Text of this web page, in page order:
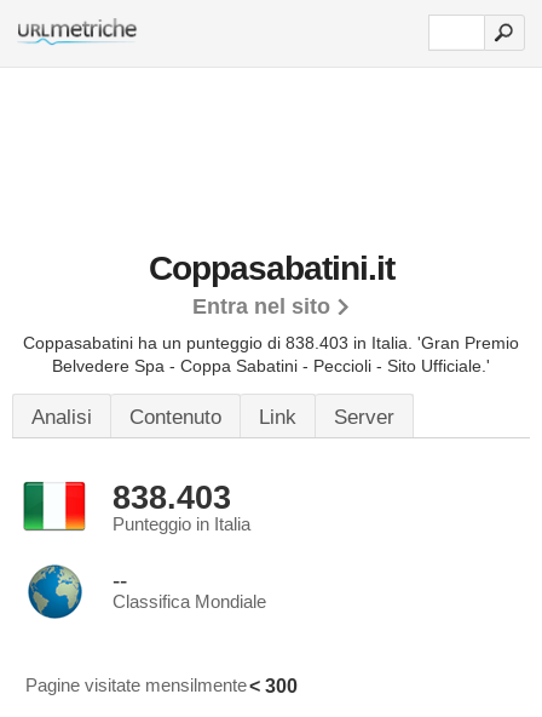
Coppasabatini.it
Entra nel sito
Coppasabatini ha un punteggio di 838.403 in Italia. 'Gran Premio
Belvedere Spa - Coppa Sabatini - Peccioli - Sito Ufficiale.'
Analisi Contenuto Link Server
838.403
Punteggio in Italia
--
Classifica Mondiale
Pagine visitate mensilmente< 300